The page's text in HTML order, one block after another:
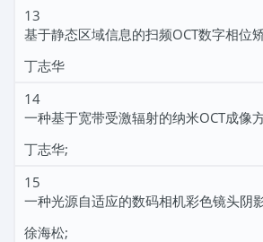
13
基于静态区域信息的扫频OCT数字相位
丁志华
14
一种基于宽带受激辐射的纳米OCT成像
丁志华;
15
一种光源自适应的数码相机彩色镜头阴
徐海松;